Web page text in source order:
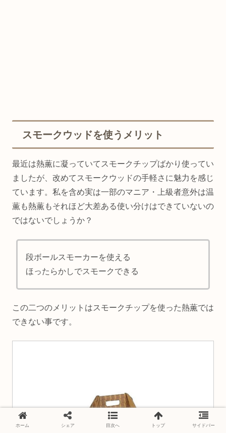
スモークウッドを使うメリット
最近は熱薫に凝っていてスモークチップばかり使ってい
ましたが、改めてスモークウッドの手軽さに魅力を感じ
ています。私を含め実は一部のマニア・上級者意外は温
薫も熱薫もそれほど大差ある使い分けはできていないの
ではないでしょうか？
段ボールスモーカーを使える
ほったらかしでスモークできる
この二つのメリットはスモークチップを使った熱薫では
できない事です。
ホーム シェア 目次へ トップ サイドバー